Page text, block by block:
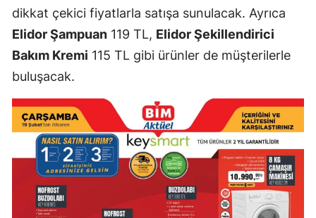
dikkat çekici fiyatlarla satışa sunulacak. Ayrıca
Elidor Şampuan 119 TL, Elidor Şekillendirici
Bakım Kremi 115 TL gibi ürünler de müşterilerle
buluşacak.